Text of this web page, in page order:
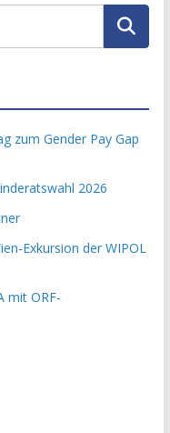
zum Gender Pay Gap
2026
Exkursion der WIPOL
mit ORF-